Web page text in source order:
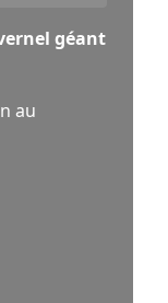
géant
au